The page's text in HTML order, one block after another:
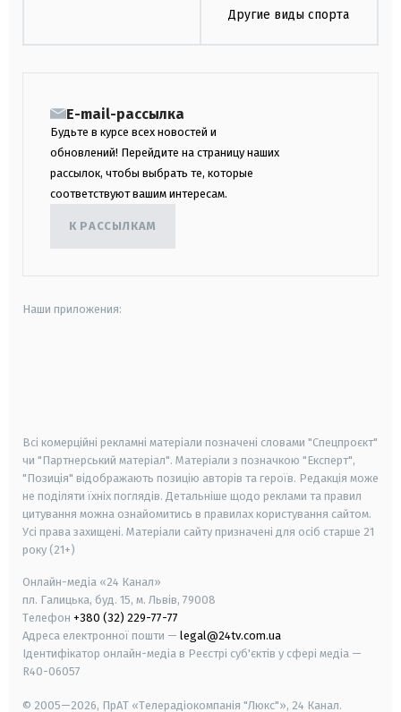
Другие виды спорта
E-mail-рассылка
Будьте в курсе всех новостей и
обновлений! Перейдите на страницу наших
рассылок, чтобы выбрать те, которые
соответствуют вашим интересам.
К РАССЫЛКАМ
Наши приложения:
Всі комерційні рекламні матеріали позначені словами "Спецпроєкт"
чи "Партнерський матеріал". Матеріали з позначкою "Експерт",
"Позиція" відображають позицію авторів та героїв. Редакція може
не поділяти їхніх поглядів. Детальніше щодо реклами та правил
цитування можна ознайомитись в правилах користування сайтом.
Усі права захищені. Матеріали сайту призначені для осіб старше 21
року (21+)
Онлайн-медіа «24 Канал»
пл. Галицька, буд. 15, м. Львів, 79008
Телефон +380 (32) 229-77-77
Адреса електронної пошти — legal@24tv.com.ua
Ідентифікатор онлайн-медіа в Реєстрі суб'єктів у сфері медіа —
R40-06057
© 2005—2026, ПрАТ «Телерадіокомпанія "Люкс"», 24 Канал.